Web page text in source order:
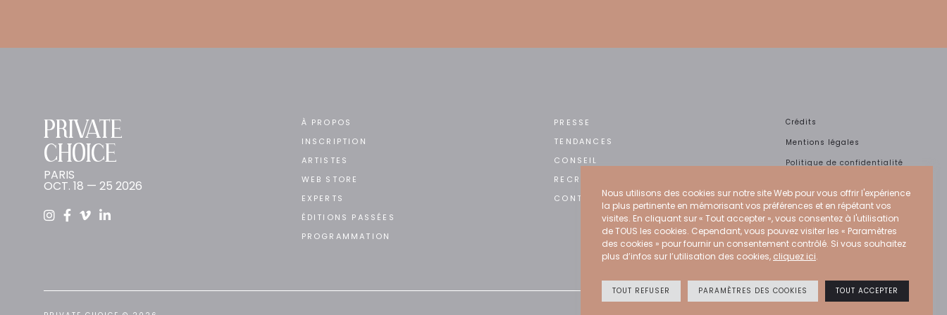
PRIVATE
CHOICE
PARIS
OCT. 18 — 25 2026
À PROPOS
INSCRIPTION
ARTISTES
WEB STORE
EXPERTS
ÉDITIONS PASSÉES
PROGRAMMATION
PRESSE
TENDANCES
CONSEIL
RECRUTEMENT
CONTACT
Crédits
Mentions légales
Politique de confidentialité
CGU
Nous utilisons des cookies sur notre site Web pour vous offrir l'expérience
la plus pertinente en mémorisant vos préférences et en répétant vos
visites. En cliquant sur « Tout accepter », vous consentez à l'utilisation
de TOUS les cookies. Cependant, vous pouvez visiter les « Paramètres
des cookies » pour fournir un consentement contrôlé. Si vous souhaitez
plus d’infos sur l’utilisation des cookies, cliquez ici.
TOUT REFUSER PARAMÈTRES DES COOKIES TOUT ACCEPTER